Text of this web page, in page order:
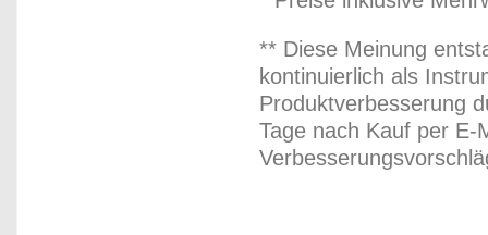
** Diese Meinung
kontinuierlich als
Produktverbesserung
Tage nach Kauf per E-